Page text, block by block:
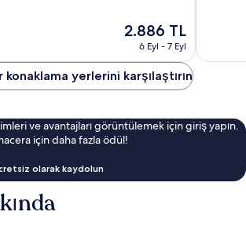
Güncel
fiyat:
2.886 TL
2.886 TL
6 Eyl - 7 Eyl
konaklama yerlerini karşılaştırın
ve avantajları görüntülemek için giriş yapın.
için daha fazla ödül!
olarak kaydolun